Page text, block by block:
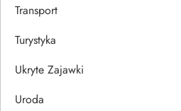
Transport
Turystyka
Ukryte Zajawki
Uroda